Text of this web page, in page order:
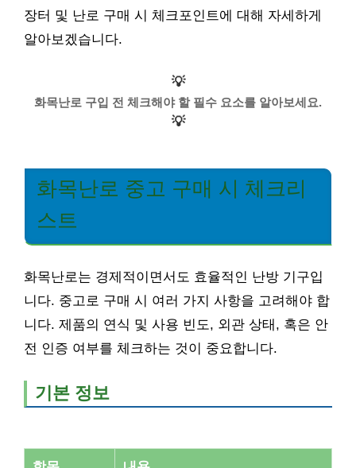
장터 및 난로 구매 시 체크포인트에 대해 자세하게
알아보겠습니다.
💡
화목난로 구입 전 체크해야 할 필수 요소를 알아보세요.
💡
화목난로 중고 구매 시 체크리
스트
화목난로는 경제적이면서도 효율적인 난방 기구입
니다. 중고로 구매 시 여러 가지 사항을 고려해야 합
니다. 제품의 연식 및 사용 빈도, 외관 상태, 혹은 안
전 인증 여부를 체크하는 것이 중요합니다.
기본 정보